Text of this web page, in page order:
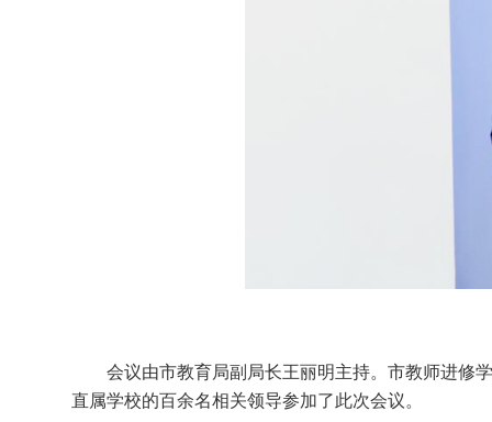
会议由市教育局副局长王丽明主持。市教师进修
直属学校的百余名相关领导参加了此次会议。